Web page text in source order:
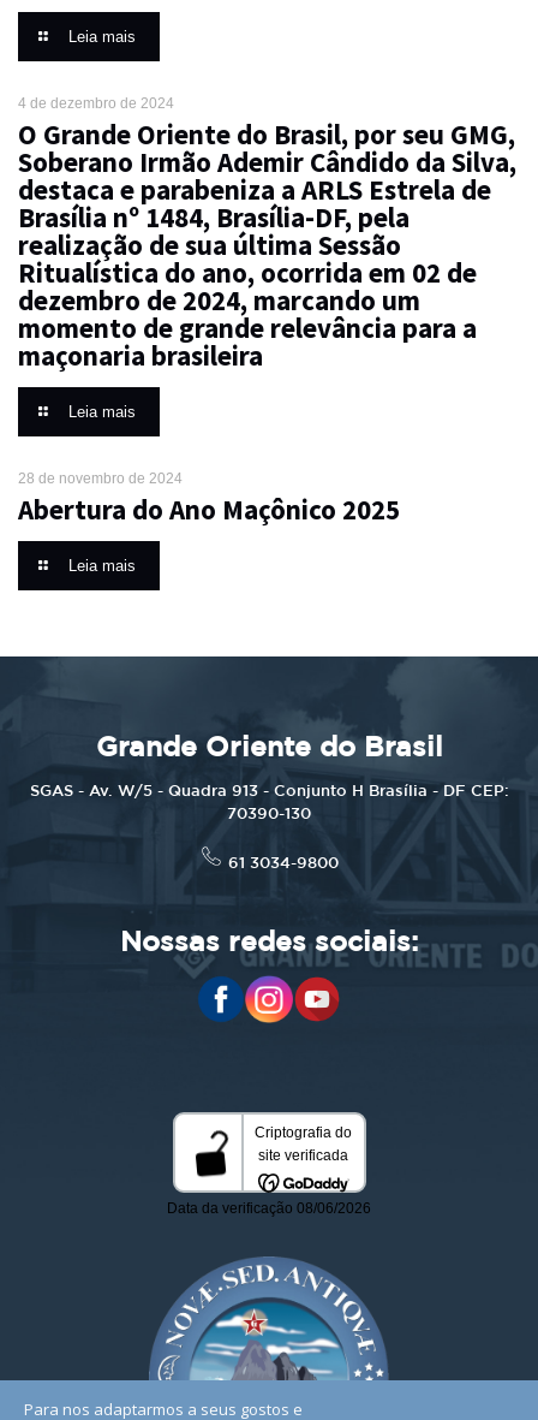
Leia mais
4 de dezembro de 2024
O Grande Oriente do Brasil, por seu GMG,
Soberano Irmão Ademir Cândido da Silva,
destaca e parabeniza a ARLS Estrela de
Brasília nº 1484, Brasília-DF, pela
realização de sua última Sessão
Ritualística do ano, ocorrida em 02 de
dezembro de 2024, marcando um
momento de grande relevância para a
maçonaria brasileira
Leia mais
28 de novembro de 2024
Abertura do Ano Maçônico 2025
Leia mais
Grande Oriente do Brasil
SGAS - Av. W/5 - Quadra 913 - Conjunto H Brasília - DF CEP:
70390-130
61 3034-9800
Nossas redes sociais:
Para nos adaptarmos a seus gostos e